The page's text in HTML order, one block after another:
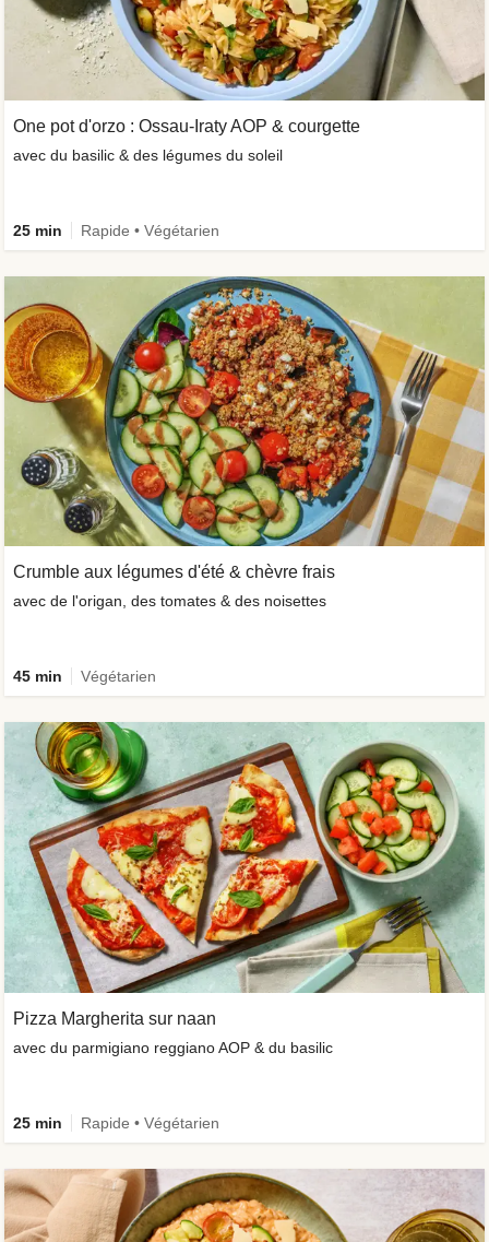
One pot d'orzo : Ossau-Iraty AOP & courgette
avec du basilic & des légumes du soleil
25 min Rapide • Végétarien
Crumble aux légumes d'été & chèvre frais
avec de l'origan, des tomates & des noisettes
45 min Végétarien
Pizza Margherita sur naan
avec du parmigiano reggiano AOP & du basilic
25 min Rapide • Végétarien